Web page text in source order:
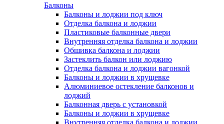
Балконы
Балконы и лоджии под ключ
Отделка балкона и лоджии
Пластиковые балконные двери
Внутренняя отделка балкона и лоджии
Обшивка балкона и лоджии
Застеклить балкон или лоджию
Отделка балкона и лоджии вагонкой
Балконы и лоджии в хрущевке
Алюминиевое остекление балконов и
лоджий
Балконная дверь с установкой
Балконы и лоджии в хрущевке
Внутренняя отделка балкона и лоджии